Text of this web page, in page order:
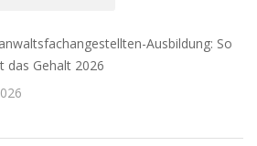
Ausbildung: So
das Gehalt 2026